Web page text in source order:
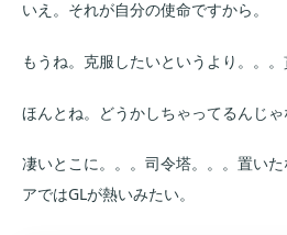
いえ。それが自分の使命ですから。
もうね。克服したいというより。。。
ほんとね。どうかしちゃってるんじゃ
凄いとこに。。。司令塔。。。置い
アではGLが熱いみたい。